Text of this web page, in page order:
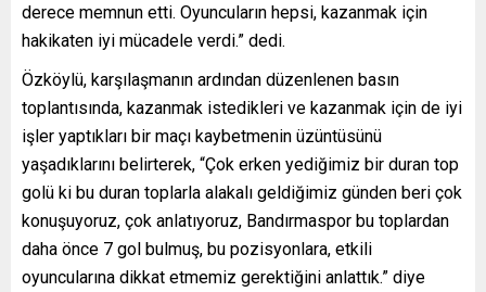
derece memnun etti. Oyuncuların hepsi, kazanmak için
hakikaten iyi mücadele verdi.” dedi.
Özköylü, karşılaşmanın ardından düzenlenen basın
toplantısında, kazanmak istedikleri ve kazanmak için de iyi
işler yaptıkları bir maçı kaybetmenin üzüntüsünü
yaşadıklarını belirterek, “Çok erken yediğimiz bir duran top
golü ki bu duran toplarla alakalı geldiğimiz günden beri çok
konuşuyoruz, çok anlatıyoruz, Bandırmaspor bu toplardan
daha önce 7 gol bulmuş, bu pozisyonlara, etkili
oyuncularına dikkat etmemiz gerektiğini anlattık.” diye